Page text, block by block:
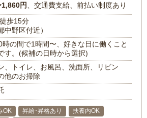
円 、交通費支給、前払い制度あり
歩15分
中野区付近）
時の間で1時間〜、好きな日に働くこと
す。(候補の日時から選択)
、トイレ、お風呂、洗面所、リビン
他のお掃除
OK 昇給･昇格あり
扶養内OK